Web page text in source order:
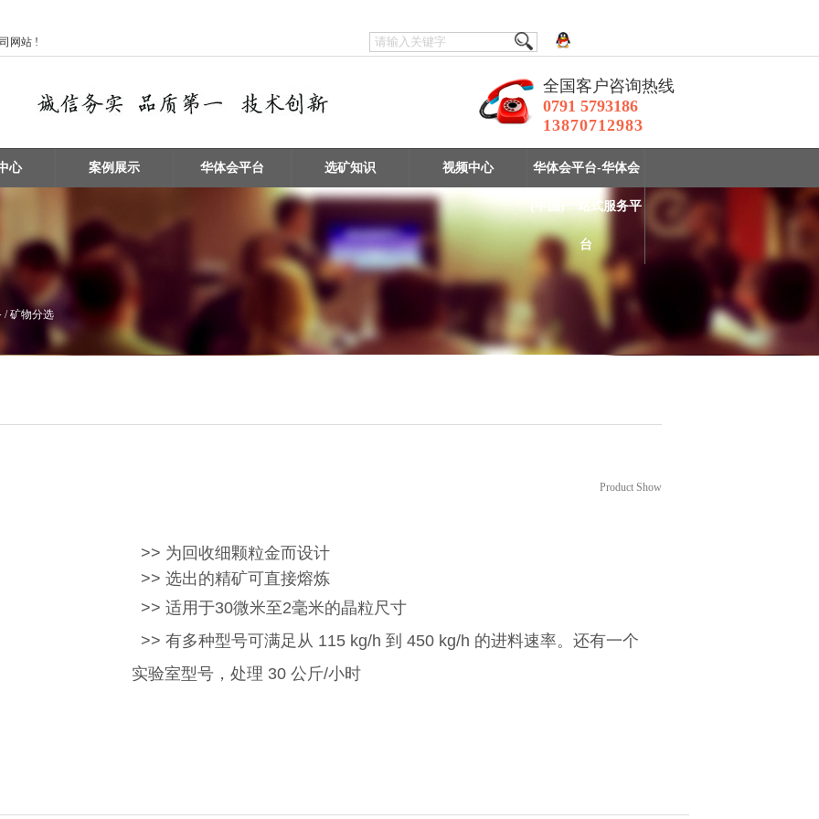
网站 !
全国客户咨询热线
0791 5793186
13870712983
心 案例展示 华体会平台 选矿知识 视频中心 华体会平台-华体会
(中国)一站式服务平
台
/ 矿物分选
Product Show
>> 为回收细颗粒金而设计
>> 选出的精矿可直接熔炼
>> 适用于30微米至2毫米的晶粒尺寸
>> 有多种型号可满足从 115 kg/h 到 450 kg/h 的进料速率。还有一个
实验室型号 ，处理 30 公斤/小时